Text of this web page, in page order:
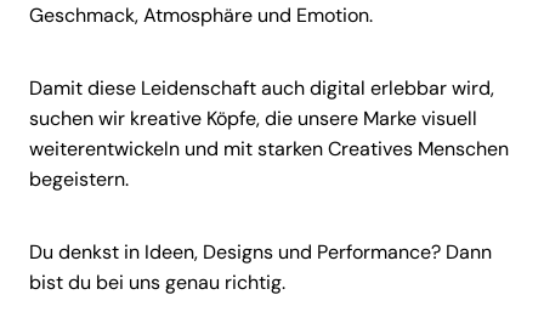
Geschmack, Atmosphäre und Emotion.
Damit diese Leidenschaft auch digital erlebbar wird,
suchen wir kreative Köpfe, die unsere Marke visuell
weiterentwickeln und mit starken Creatives Menschen
begeistern.
Du denkst in Ideen, Designs und Performance? Dann
bist du bei uns genau richtig.